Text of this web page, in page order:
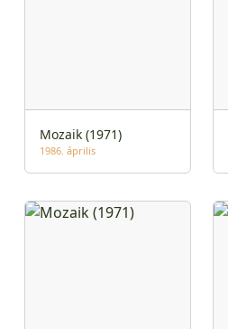
Mozaik (1971)
1986. április